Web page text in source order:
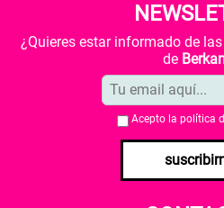
¿Quieres estar informado de
de
Acepto la política